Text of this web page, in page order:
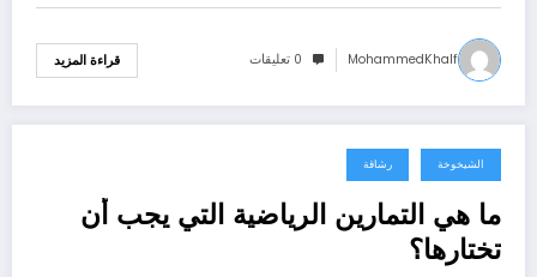
MohammedKhalf 0 تعليقات قراءة المزيد
أكتوبر 10, 2021
الشيخوخة رشاقة
ما هي التمارين الرياضية التي يجب أن
تختارها؟